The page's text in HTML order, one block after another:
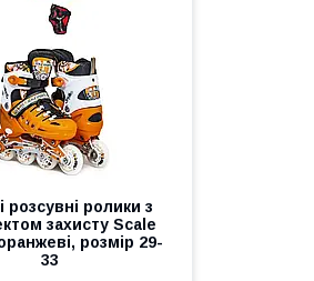
розсувні ролики з
захисту Scale
розмір 29-
33